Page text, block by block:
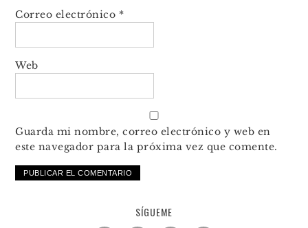
Correo electrónico *
Web
Guarda mi nombre, correo electrónico y web en
este navegador para la próxima vez que comente.
SÍGUEME